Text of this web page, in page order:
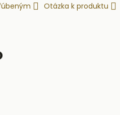
Otázka k produktu